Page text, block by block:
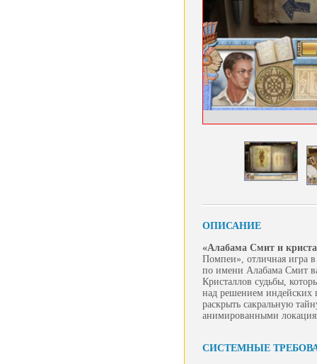
ОПИСАНИЕ
«Алабама Смит и
Помпеи», отличная игра
по имени Алабама Смит
Кристаллов судьбы,
над решением индейских
раскрыть сакральную
анимированными
СИСТЕМНЫЕ